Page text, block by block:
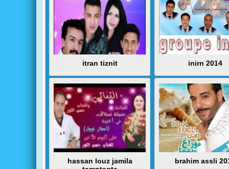
itran tiznit inirn 2014
hassan louz jamila
brahim assli